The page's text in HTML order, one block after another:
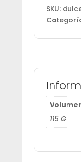
SKU:
115 G